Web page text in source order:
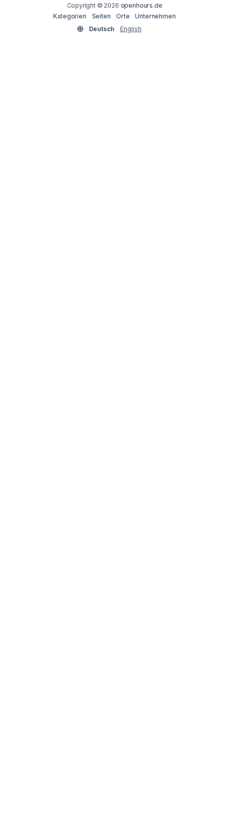
Copyright © 2026 openhours.de
Kategorien
Seiten Orte
Unternehmen
Deutsch
English